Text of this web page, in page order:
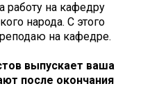
работу на кафедру
народа. С этого
на кафедре.
выпускает ваша
после окончания